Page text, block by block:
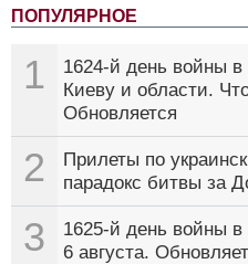
ПОПУЛЯРНОЕ
1
1624-й день войны
Киеву и области.
Обновляется
2
Прилеты по
парадокс битвы за
3
1625-й день войны в
6 августа.